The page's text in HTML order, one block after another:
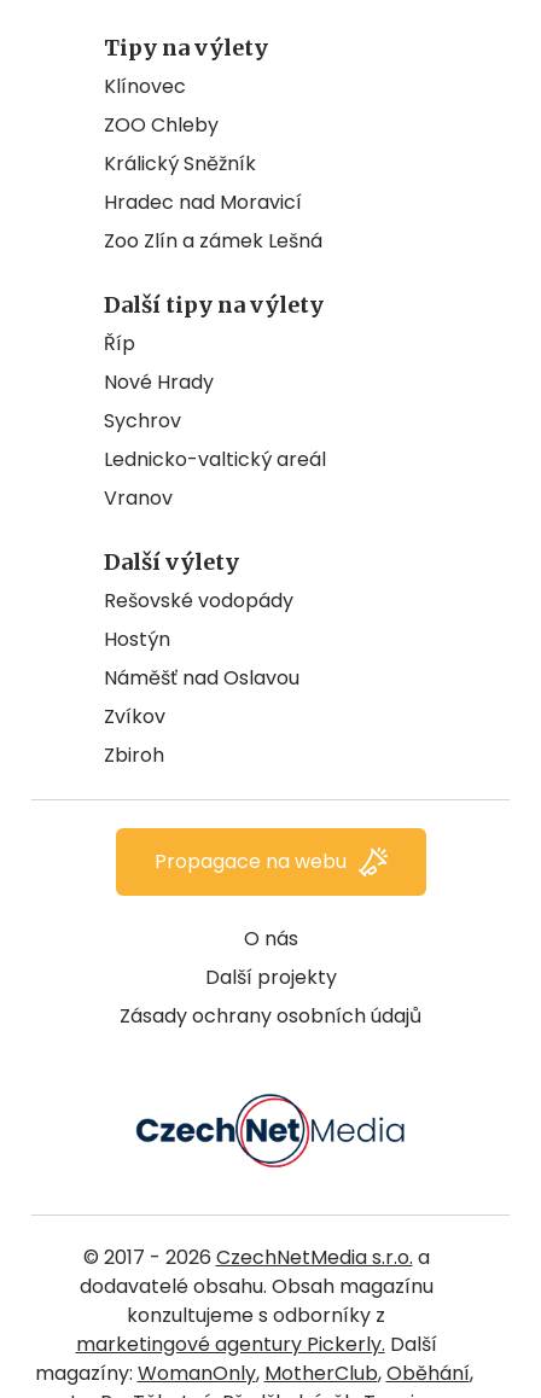
Tipy na výlety
Klínovec
ZOO Chleby
Králický Sněžník
Hradec nad Moravicí
Zoo Zlín a zámek Lešná
Další tipy na výlety
Říp
Nové Hrady
Sychrov
Lednicko-valtický areál
Vranov
Další výlety
Rešovské vodopády
Hostýn
Náměšť nad Oslavou
Zvíkov
Zbiroh
O nás
Další projekty
Zásady ochrany osobních údajů
Propagace na webu
© 2017 - 2026 CzechNetMedia s.r.o. a
dodavatelé obsahu. Obsah magazínu
konzultujeme s odborníky z
marketingové agentury Pickerly. Další
magazíny: WomanOnly, MotherClub,Oběhání,